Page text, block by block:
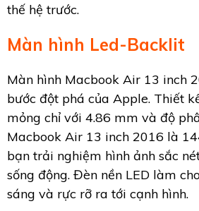
thế hệ trước.
Màn hình Led-Backlit
Màn hình Macbook Air 13 inch
bước đột phá của Apple. Thiết
mỏng chỉ với 4.86 mm và độ
Macbook Air 13 inch 2016 là
bạn trải nghiệm hình ảnh sắc
sống động. Đèn nền LED làm
sáng và rực rỡ ra tới cạnh hình.